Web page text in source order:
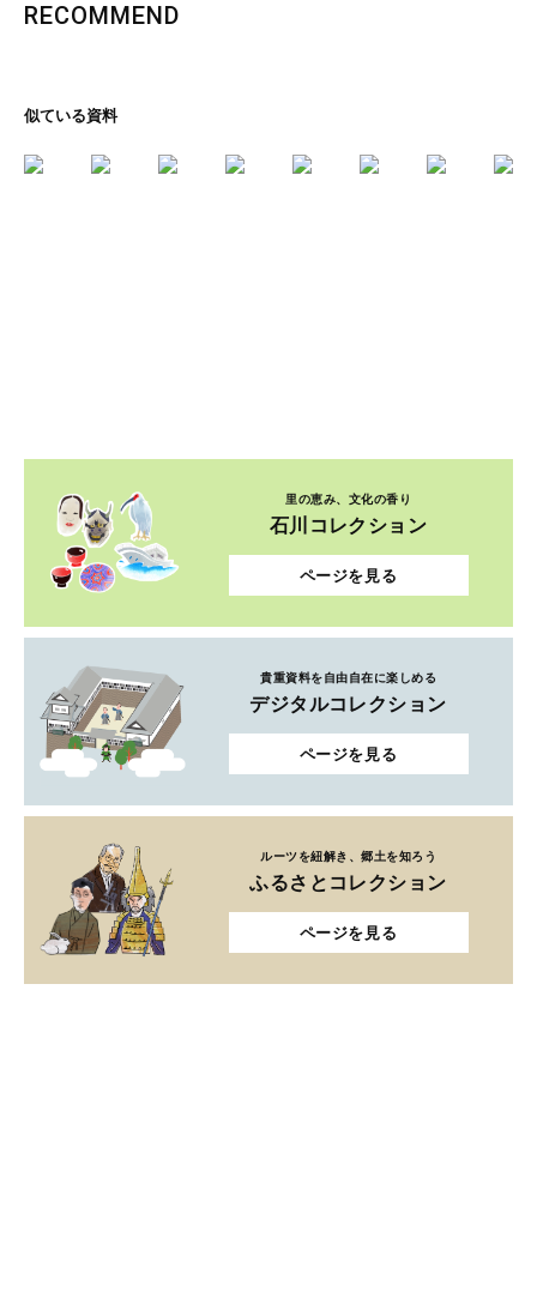
RECOMMEND
似ている資料
里の恵み、文化の香り
石川コレクション
ページを見る
貴重資料を自由自在に楽しめる
デジタルコレクション
ページを見る
ルーツを紐解き、郷土を知ろう
ふるさとコレクション
ページを見る